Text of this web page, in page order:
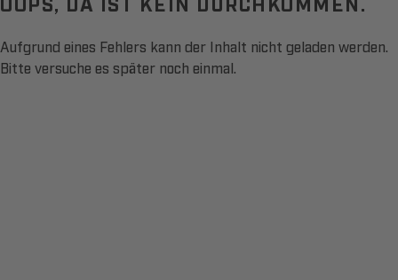
Aufgrund eines Fehlers kann der Inhalt nicht geladen werden.
Bitte versuche es später noch einmal.